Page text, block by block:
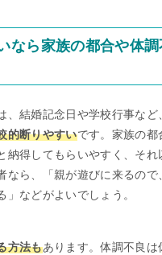
なら家族の都合や体調
、結婚記念日や学校行事など
的断りやすいです。家族の都
納得してもらいやすく、それ
なら、「親が遊びに来るので
」などがよいでしょう。
方法もあります。体調不良は